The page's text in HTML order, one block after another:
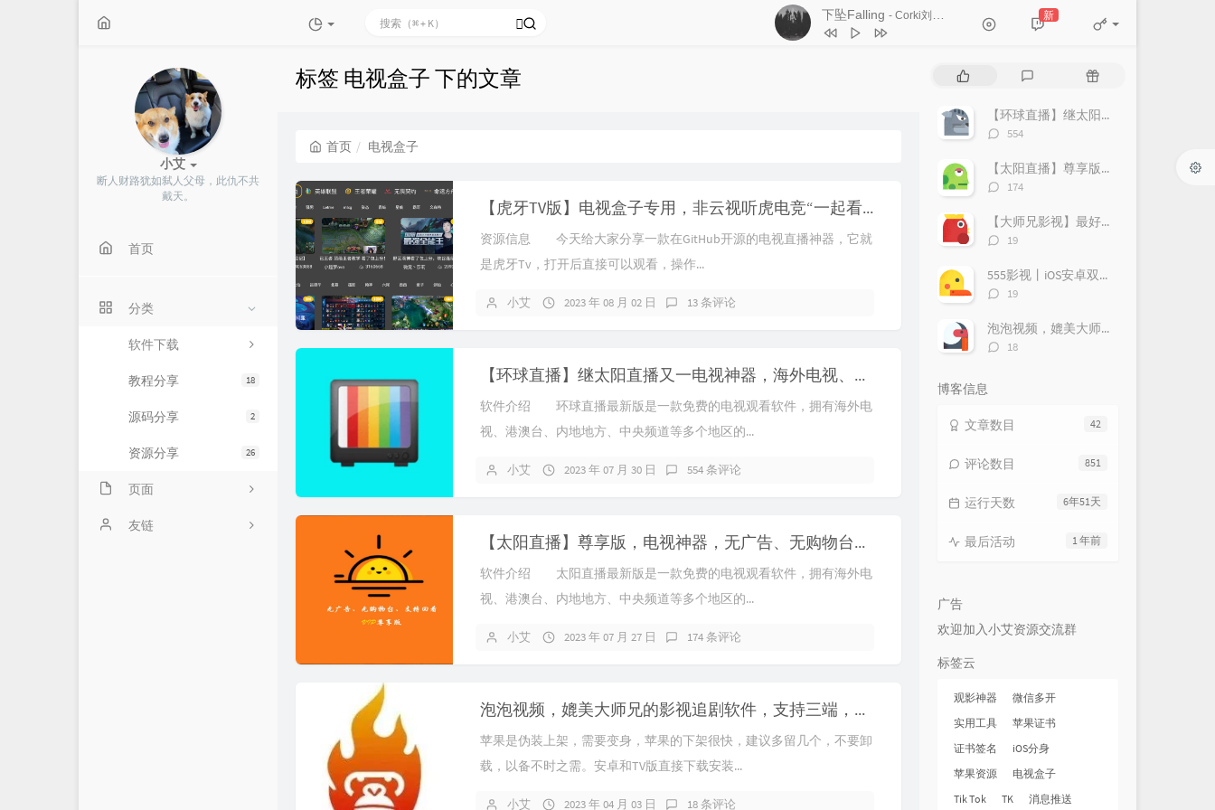
下坠Falling - Corki刘宗鑫
岳云鹏 / 金志文 / 管乐
邓晃晃 / 知鷗周
6 有风的日落
新
小艾
断人财路犹如弑人父母，此仇不共
戴天。
首页
分类
软件下载
18
教程分享
2
源码分享
26
资源分享
页面
归档友链
标签 电视盒子 下的文章
首页 电视盒子
【虎牙TV版】电视盒子专用，非云视听虎电竞“一起看”的福音
资源信息 今天给大家分享一款在GitHub开源的电视直播神器，它就
是虎牙Tv，打开后直接可以观看，操作...
小艾 2023 年 08 月 02 日 13 条评论
【环球直播】继太阳直播又一电视神器，海外电视、港澳台应用尽有，无广告，支持回看。
软件介绍 环球直播最新版是一款免费的电视观看软件，拥有海外电
视、港澳台、内地地方、中央频道等多个地区的...
小艾 2023 年 07 月 30 日 554 条评论
【太阳直播】尊享版，电视神器，无广告、无购物台、支持回看
软件介绍 太阳直播最新版是一款免费的电视观看软件，拥有海外电
视、港澳台、内地地方、中央频道等多个地区的...
小艾 2023 年 07 月 27 日 174 条评论
泡泡视频，媲美大师兄的影视追剧软件，支持三端，很强！
苹果是伪装上架，需要变身，苹果的下架很快，建议多留几个，不要卸
载，以备不时之需。安卓和TV版直接下载安装...
小艾 2023 年 04 月 03 日 18 条评论
评
随
文【环球直播】继太阳直播又一电视神器，海外电视、港澳台应用尽有，无广告，支持回看。
评
数：
554
【太阳直播】尊享版，电视神器，无广告、无购物台、支持回看
评
数：
174
【大师兄影视】最好用的观影软件，速度上！
评
数：
19
555影视丨iOS安卓双端丨重点无广
评
数：
19
泡泡视频，媲美大师兄的影视追剧软件，支持三端，很强！
评
18
博客信息
42
文章数目
851
评论数目
6年51天
运行天数
1 年前
最后活动
广告
欢迎加入小艾资源交流群
标签云
观影神器
微信多开
实用工具
苹果证书
证书签名
iOS分身
苹果资源
电视盒子
Tik Tok
TK 消息推送